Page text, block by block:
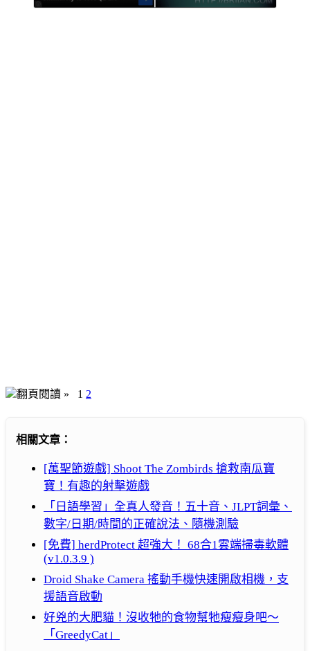
翻頁閱讀 » 1 2
相關文章：
[萬聖節遊戲] Shoot The Zombirds 搶救南瓜寶
寶！有趣的射擊遊戲
「日語學習」全真人發音！五十音、JLPT詞彙、
數字/日期/時間的正確說法、隨機測驗
[免費] herdProtect 超強大！ 68合1雲端掃毒軟體
(v1.0.3.9 )
Droid Shake Camera 搖動手機快速開啟相機，支
援語音啟動
好兇的大肥貓！沒收牠的食物幫牠瘦瘦身吧～
「GreedyCat」